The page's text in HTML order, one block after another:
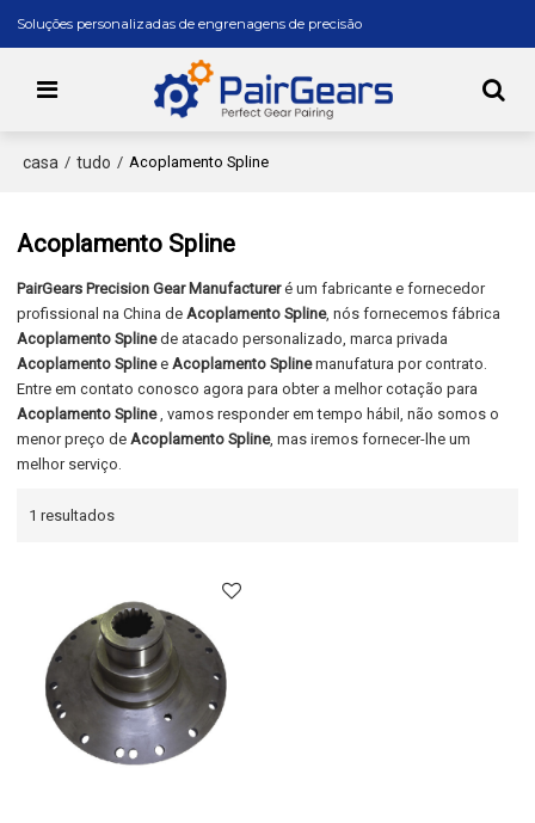
Soluções personalizadas de engrenagens de precisão
casa / tudo / Acoplamento Spline
Acoplamento Spline
PairGears Precision Gear Manufactureré um fabricante e fornecedor
profissional na China deAcoplamento Spline, nós fornecemos fábrica
Acoplamento Splinede atacado personalizado, marca privada
Acoplamento SplineeAcoplamento Splinemanufatura por contrato.
Entre em contato conosco agora para obter a melhor cotação para
Acoplamento Spline, vamos responder em tempo hábil, não somos o
menor preço deAcoplamento Spline, mas iremos fornecer-lhe um
melhor serviço.
1 resultados